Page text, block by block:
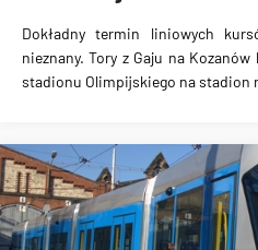
Dokładny termin liniowych
nieznany. Tory z Gaju na
stadionu Olimpijskiego na stadion